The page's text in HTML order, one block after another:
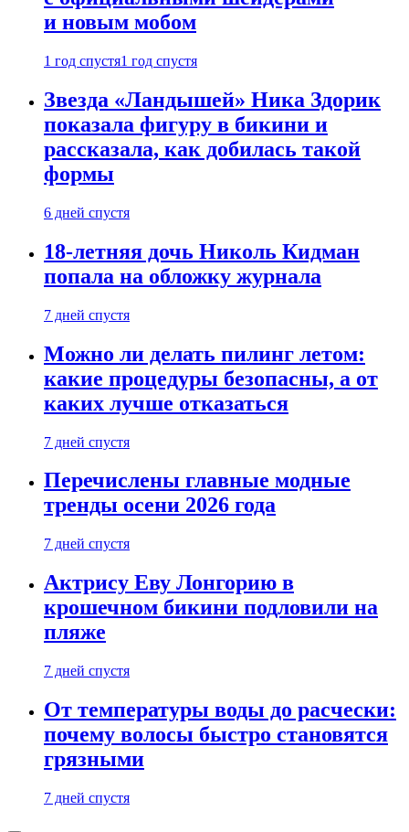
и новым мобом
1 год спустя1 год спустя
Звезда «Ландышей» Ника Здорик
показала фигуру в бикини и
рассказала, как добилась такой
формы
6 дней спустя
18-летняя дочь Николь Кидман
попала на обложку журнала
7 дней спустя
Можно ли делать пилинг летом:
какие процедуры безопасны, а от
каких лучше отказаться
7 дней спустя
Перечислены главные модные
тренды осени 2026 года
7 дней спустя
Актрису Еву Лонгорию в
крошечном бикини подловили на
пляже
7 дней спустя
От температуры воды до расчески:
почему волосы быстро становятся
грязными
7 дней спустя